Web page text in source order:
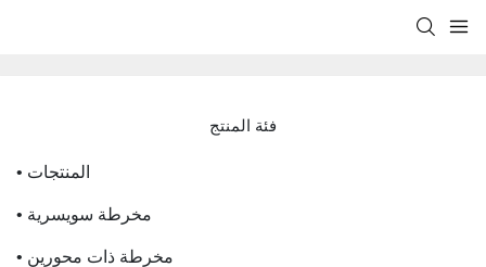
فئة المنتج
• المنتجات
• مخرطة سويسرية
• مخرطة ذات محورين